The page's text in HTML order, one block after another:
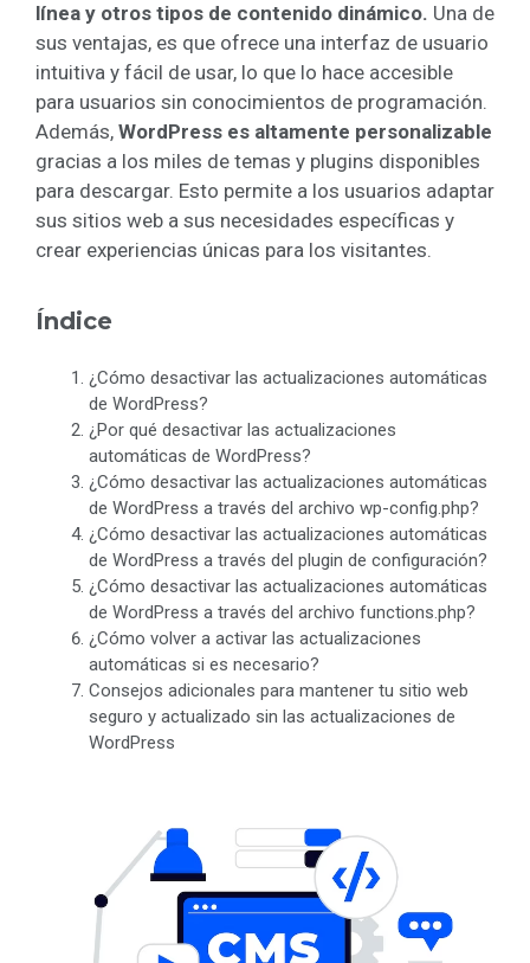
línea y otros tipos de contenido dinámico. Una de
sus ventajas, es que ofrece una interfaz de usuario
intuitiva y fácil de usar, lo que lo hace accesible
para usuarios sin conocimientos de programación.
Además, WordPress es altamente personalizable
gracias a los miles de temas y plugins disponibles
para descargar. Esto permite a los usuarios adaptar
sus sitios web a sus necesidades específicas y
crear experiencias únicas para los visitantes.
Índice
¿Cómo desactivar las actualizaciones automáticas
de WordPress?
¿Por qué desactivar las actualizaciones
automáticas de WordPress?
¿Cómo desactivar las actualizaciones automáticas
de WordPress a través del archivo wp-config.php?
¿Cómo desactivar las actualizaciones automáticas
de WordPress a través del plugin de configuración?
¿Cómo desactivar las actualizaciones automáticas
de WordPress a través del archivo functions.php?
¿Cómo volver a activar las actualizaciones
automáticas si es necesario?
Consejos adicionales para mantener tu sitio web
seguro y actualizado sin las actualizaciones de
WordPress